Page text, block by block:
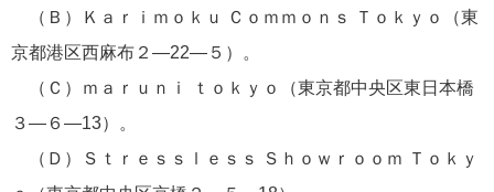
（Ｂ）Ｋａｒｉｍｏｋｕ Ｃｏｍｍｏｎｓ Ｔｏｋｙｏ（東
京都港区西麻布２―22―５）。
（Ｃ）ｍａｒｕｎｉ ｔｏｋｙｏ（東京都中央区東日本橋
３―６―13）。
（Ｄ）Ｓｔｒｅｓｓｌｅｓｓ Ｓｈｏｗｒｏｏｍ Ｔｏｋｙ